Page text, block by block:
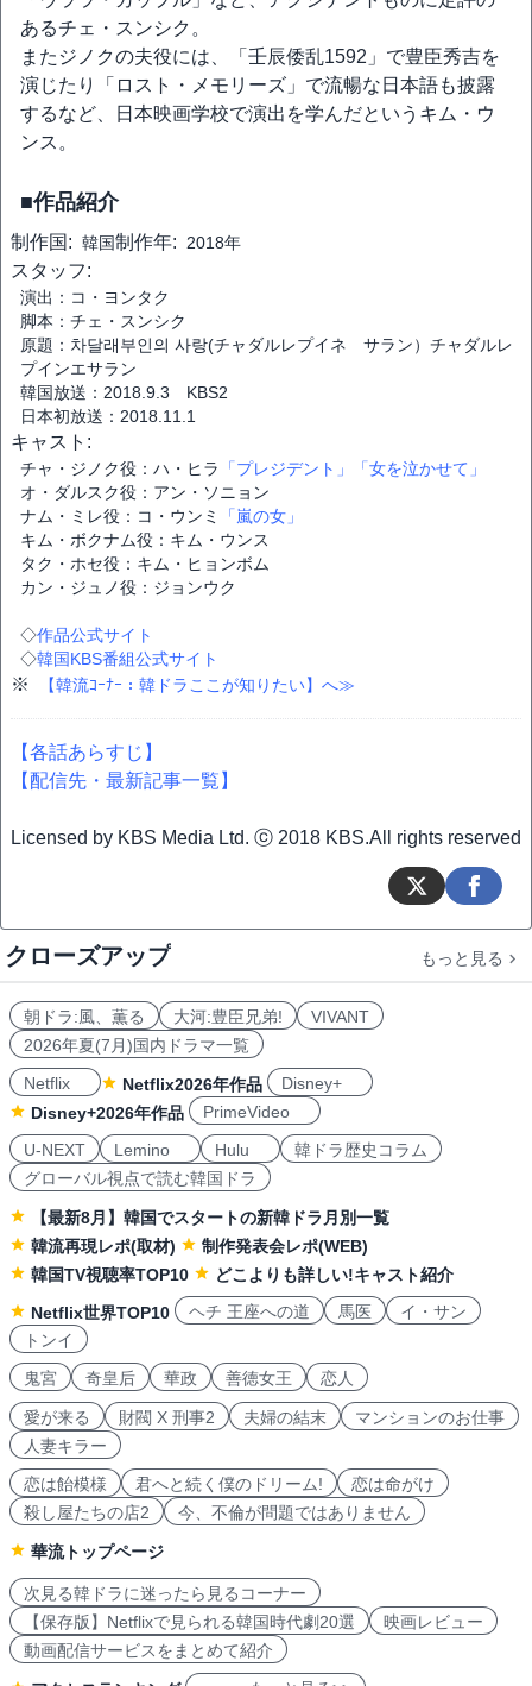
あるチェ・スンシク。
またジノクの夫役には、「壬辰倭乱1592」で豊臣秀吉を
演じたり「ロスト・メモリーズ」で流暢な日本語も披露
するなど、日本映画学校で演出を学んだというキム・ウ
ンス。
■作品紹介
制作国: 韓国制作年: 2018年
スタッフ:
演出：コ・ヨンタク
脚本：チェ・スンシク
原題：차달래부인의 사랑(チャダルレプイネ サラン）チャダルレ
プインエサラン
韓国放送：2018.9.3 KBS2
日本初放送：2018.11.1
キャスト:
チャ・ジノク役：ハ・ヒラ 「プレジデント」
「女を泣かせて」
オ・ダルスク役：アン・ソニョン
ナム・ミレ役：コ・ウンミ
「嵐の女」
キム・ボクナム役：キム・ウンス
タク・ホセ役：キム・ヒョンボム
カン・ジュノ役：ジョンウク
◇作品公式サイト
◇韓国KBS番組公式サイト
※ 【韓流ｺｰﾅｰ：韓ドラここが知りたい】へ≫
【各話あらすじ】
【配信先・最新記事一覧】
Licensed by KBS Media Ltd. ⓒ 2018 KBS.All rights reserved
クローズアップ もっと見る
朝ドラ:風、薫る 大河:豊臣兄弟!
VIVANT
2026年夏(7月)国内ドラマ一覧
Netflix
Netflix2026年作品
Disney+
Disney+2026年作品
PrimeVideo
U-NEXT
Lemino Hulu
韓ドラ歴史コラム
グローバル視点で読む韓国ドラ
【最新8月】韓国でスタートの新韓ドラ月別一覧
韓流再現レポ(取材)
制作発表会レポ(WEB)
韓国TV視聴率TOP10
どこよりも詳しい!キャスト紹介
Netflix世界TOP10
ヘチ 王座への道 馬医
イ・サン
トンイ
鬼宮
奇皇后 華政 善徳女王 恋人
愛が来る 財閥 X 刑事2 夫婦の結末
マンションのお仕事
人妻キラー
恋は飴模様
君へと続く僕のドリーム!
恋は命がけ
殺し屋たちの店2
今、不倫が問題ではありません
華流トップページ
次見る韓ドラに迷ったら見るコーナー
【保存版】Netflixで見られる韓国時代劇20選
映画レビュー
動画配信サービスをまとめて紹介